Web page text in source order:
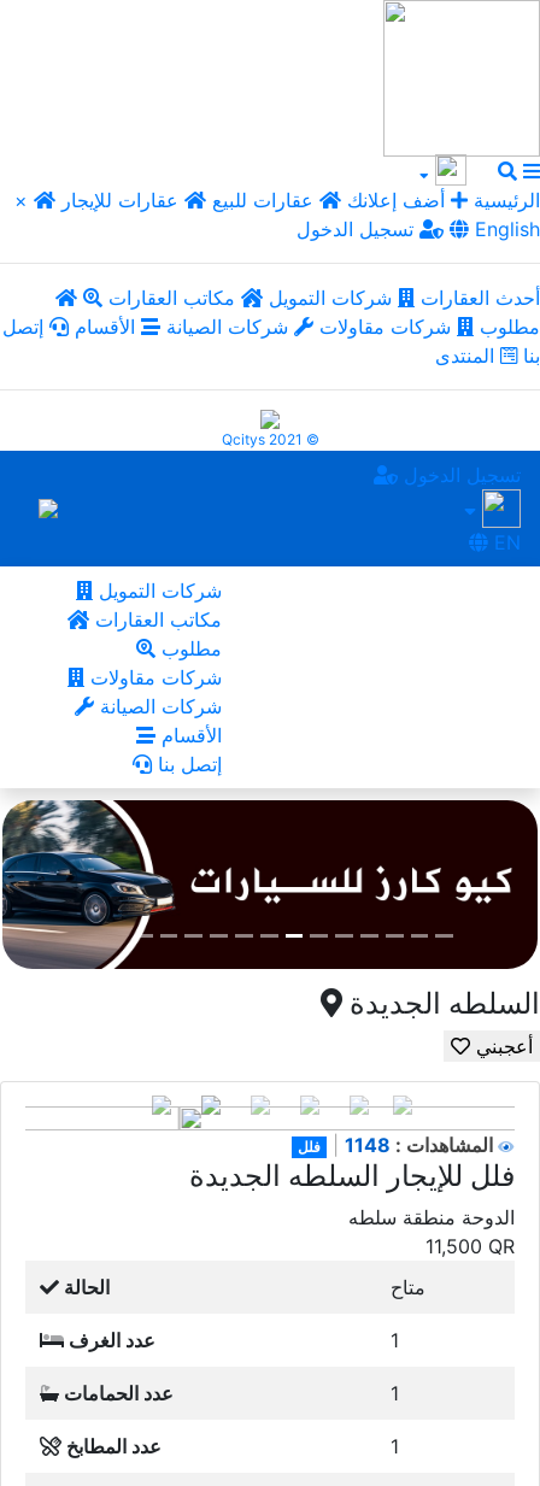
× الرئيسية أضف إعلانك عقارات للبيع
عقارات للإيجار
تسجيل الدخول
English
أحدث العقارات شركات التمويل
مكاتب العقارات
مطلوب
شركات مقاولات شركات الصيانة الأقسام
إتصل
بنا
المنتدى
Qcitys 2021 ©
تسجيل الدخول
EN
شركات التمويل
مكاتب العقارات
مطلوب
شركات مقاولات
شركات الصيانة
الأقسام
إتصل بنا